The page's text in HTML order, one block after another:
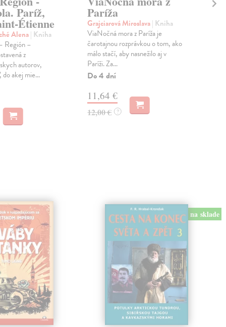
Paríž,
Étienne
Alena| Kniha
Región –
z
autorov,
akej mie...
Paríža
Grajciarová Miroslava| Kniha
ViaNočná mora z Paríža je
čarotajnou rozprávkou o tom, ako
málo stačí, aby nasnežilo aj v
Paríži. Za...
Do 4 dní
11,64 €
12,00 € ?
na sklade